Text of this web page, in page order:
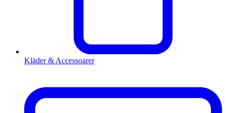
Kläder & Accessoarer